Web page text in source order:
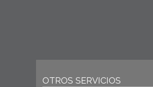
OTROS SERVICIOS